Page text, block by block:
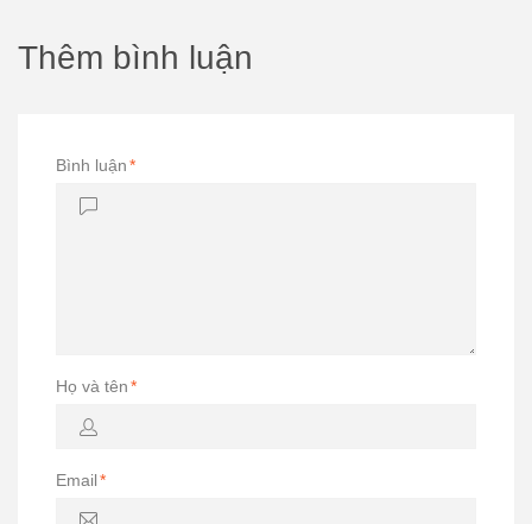
Thêm bình luận
Bình luận*
Họ và tên*
Email*